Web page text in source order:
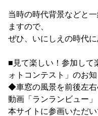
当時の時代背景などと
ますので、
ぜひ、いにしえの時代
■見て楽しい！参加して
ォトコンテスト」のお
◆車窓の風景を前後左
動画「ランランビュー」
本サイトに参画いただ